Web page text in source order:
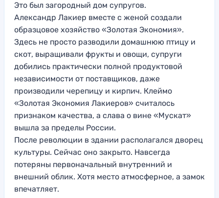
Это был загородный дом супругов.
Александр Лакиер вместе с женой создали
образцовое хозяйство «Золотая Экономия».
Здесь не просто разводили домашнюю птицу и
скот, выращивали фрукты и овощи, супруги
добились практически полной продуктовой
независимости от поставщиков, даже
производили черепицу и кирпич. Клеймо
«Золотая Экономия Лакиеров» считалось
признаком качества, а слава о вине «Мускат»
вышла за пределы России.
После революции в здании располагался дворец
культуры. Сейчас оно закрыто. Навсегда
потеряны первоначальный внутренний и
внешний облик. Хотя место атмосферное, а замок
впечатляет.